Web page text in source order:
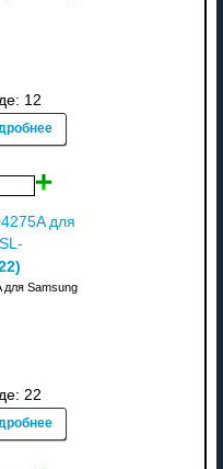
12
для
)
для Samsung
22